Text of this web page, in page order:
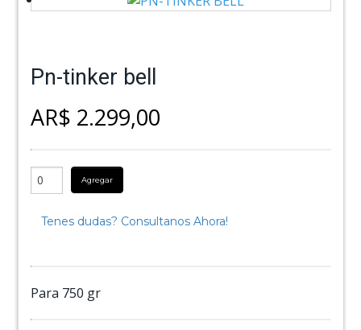
Pn-tinker bell
AR$ 2.299,00
Agregar
Tenes dudas? Consultanos Ahora!
Para 750 gr